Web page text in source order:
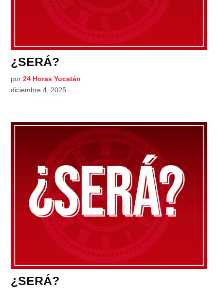
¿SERÁ?
por 24 Horas Yucatán
diciembre 4, 2025
¿SERÁ?